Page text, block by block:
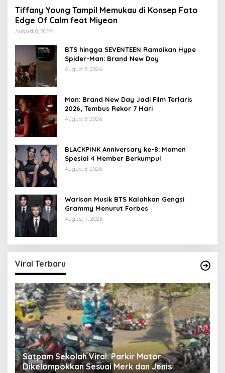
Tiffany Young Tampil Memukau di Konsep Foto
Edge Of Calm feat Miyeon
August 8, 2026
BTS hingga SEVENTEEN Ramaikan Hype
Spider-Man: Brand New Day
August 8, 2026
Man: Brand New Day Jadi Film Terlaris
2026, Tembus Rekor 7 Hari
August 8, 2026
BLACKPINK Anniversary ke-8: Momen
Spesial 4 Member Berkumpul
August 8, 2026
Warisan Musik BTS Kalahkan Gengsi
Grammy Menurut Forbes
August 7, 2026
Viral Terbaru
Satpam Sekolah Viral: Parkir Motor
Dikelompokkan Sesuai Merk dan Jenis